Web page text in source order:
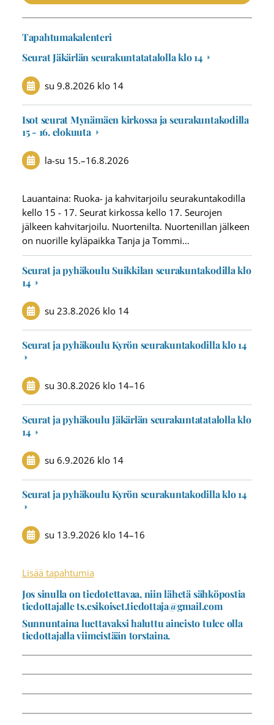
Tapahtumakalenteri
Seurat Jäkärlän seurakuntatatalolla klo 14
su 9.8.2026 klo 14
Isot seurat Mynämäen kirkossa ja seurakuntakodilla
15 - 16. elokuuta
la-su 15.–16.8.2026
Lauantaina: Ruoka- ja kahvitarjoilu seurakuntakodilla
kello 15 - 17. Seurat kirkossa kello 17. Seurojen
jälkeen kahvitarjoilu. Nuortenilta. Nuortenillan jälkeen
on nuorille kyläpaikka Tanja ja Tommi…
Seurat ja pyhäkoulu Suikkilan seurakuntakodilla klo
14
su 23.8.2026 klo 14
Seurat ja pyhäkoulu Kyrön seurakuntakodilla klo 14
su 30.8.2026 klo 14–16
Seurat ja pyhäkoulu Jäkärlän seurakuntatatalolla klo
14
su 6.9.2026 klo 14
Seurat ja pyhäkoulu Kyrön seurakuntakodilla klo 14
su 13.9.2026 klo 14–16
Lisää tapahtumia
Jos sinulla on tiedotettavaa, niin lähetä sähköpostia
tiedottajalle ts.esikoiset.tiedottaja@gmail.com
Sunnuntaina luettavaksi haluttu aineisto tulee olla
tiedottajalla viimeistään torstaina.